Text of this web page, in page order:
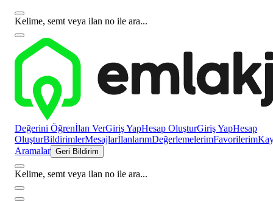
Kelime, semt veya ilan no ile ara...
Değerini Öğrenİlan VerGiriş YapHesap OluşturGiriş YapHesap
OluşturBildirimlerMesajlarİlanlarımDeğerlemelerimFavorilerim
Aramalar Geri Bildirim
Kelime, semt veya ilan no ile ara...